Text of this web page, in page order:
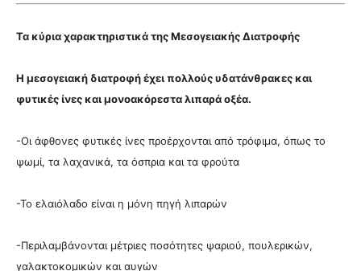
Τα κύρια χαρακτηριστικά της Μεσογειακής Διατροφής
Η μεσογειακή διατροφή έχει πολλούς υδατάνθρακες και
φυτικές ίνες και μονοακόρεστα λιπαρά οξέα.
-Οι άφθονες φυτικές ίνες προέρχονται από τρόφιμα, όπως το
ψωμί, τα λαχανικά, τα όσπρια και τα φρούτα
-Το ελαιόλαδο είναι η μόνη πηγή λιπαρών
-Περιλαμβάνονται μέτριες ποσότητες ψαριού, πουλερικών,
γαλακτοκομικών και αυγών